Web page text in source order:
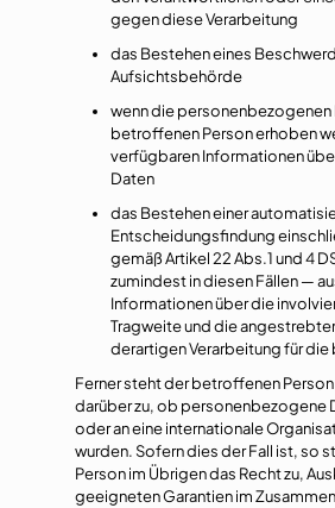
gegen diese Verarbeitung
das Bestehen eines
Aufsichtsbehörde
wenn die personenbezogenen
betroffenen Person erhoben
verfügbaren Informationen
Daten
das Bestehen einer
Entscheidungsfindung
gemäß Artikel 22 Abs.1 und 4
zumindest in diesen Fällen —
Informationen über die
Tragweite und die
derartigen Verarbeitung für
Ferner steht der betroffenen
darüber zu, ob personenbezogene
oder an eine internationale
wurden. Sofern dies der Fall ist, so
Person im Übrigen das Recht zu,
geeigneten Garantien im